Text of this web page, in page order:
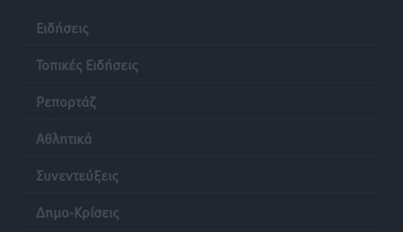
Ειδήσεις
Τοπικές Ειδήσεις
Ρεπορτάζ
Αθλητικά
Συνεντεύξεις
Δημο-Κρίσεις